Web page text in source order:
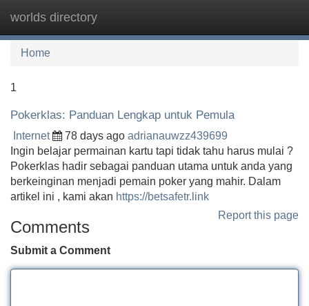
worlds directory
Home
1
Pokerklas: Panduan Lengkap untuk Pemula
Internet 78 days ago adrianauwzz439699
Ingin belajar permainan kartu tapi tidak tahu harus mulai ?
Pokerklas hadir sebagai panduan utama untuk anda yang
berkeinginan menjadi pemain poker yang mahir. Dalam
artikel ini , kami akan https://betsafetr.link
Report this page
Comments
Submit a Comment